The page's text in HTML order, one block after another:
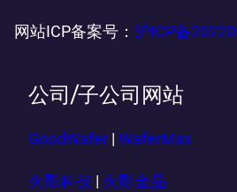
网站ICP备案号： 沪ICP备
公司/子公司网站
GoodWafer WaferMax
火影科技 火影金晶